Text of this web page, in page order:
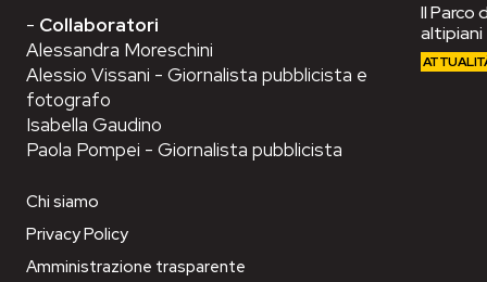
- Collaboratori
Alessandra Moreschini
Alessio Vissani - Giornalista pubblicista e
fotografo
Isabella Gaudino
Paola Pompei - Giornalista pubblicista
Chi siamo
Privacy Policy
Amministrazione trasparente
Il Parco
altipiani